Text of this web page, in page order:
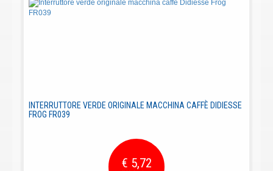
INTERRUTTORE VERDE ORIGINALE MACCHINA CAFFÈ DIDIESSE
FROG FR039
€ 5,72